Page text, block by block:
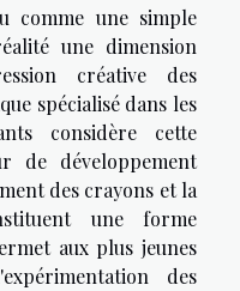
comme une simple
une dimension
créative des
spécialisé dans les
considère cette
de développement
des crayons et la
une forme
aux plus jeunes
des